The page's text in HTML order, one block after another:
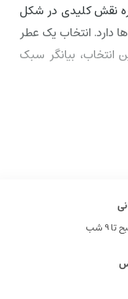
نقش کلیدی در شکل
دارد. انتخاب یک عطر
انتخاب، بیانگر سبک
برندها و ویژگی ها می
عطر گرمی
است تا انتخابی